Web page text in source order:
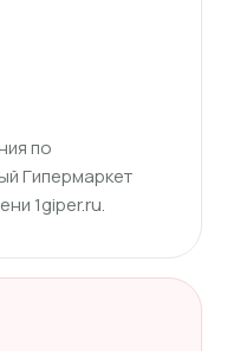
по
Гипермаркет
1giper.ru.